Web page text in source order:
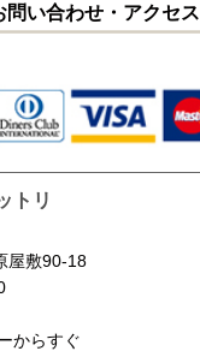
問い合わせ・アクセス
トリ
屋敷90-18
からすぐ